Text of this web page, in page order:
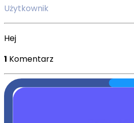
Użytkownik
Hej
1 Komentarz